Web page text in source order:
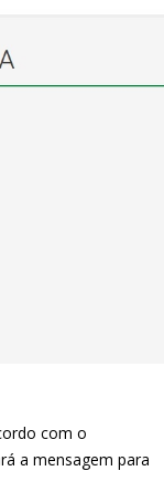
com o
a mensagem para